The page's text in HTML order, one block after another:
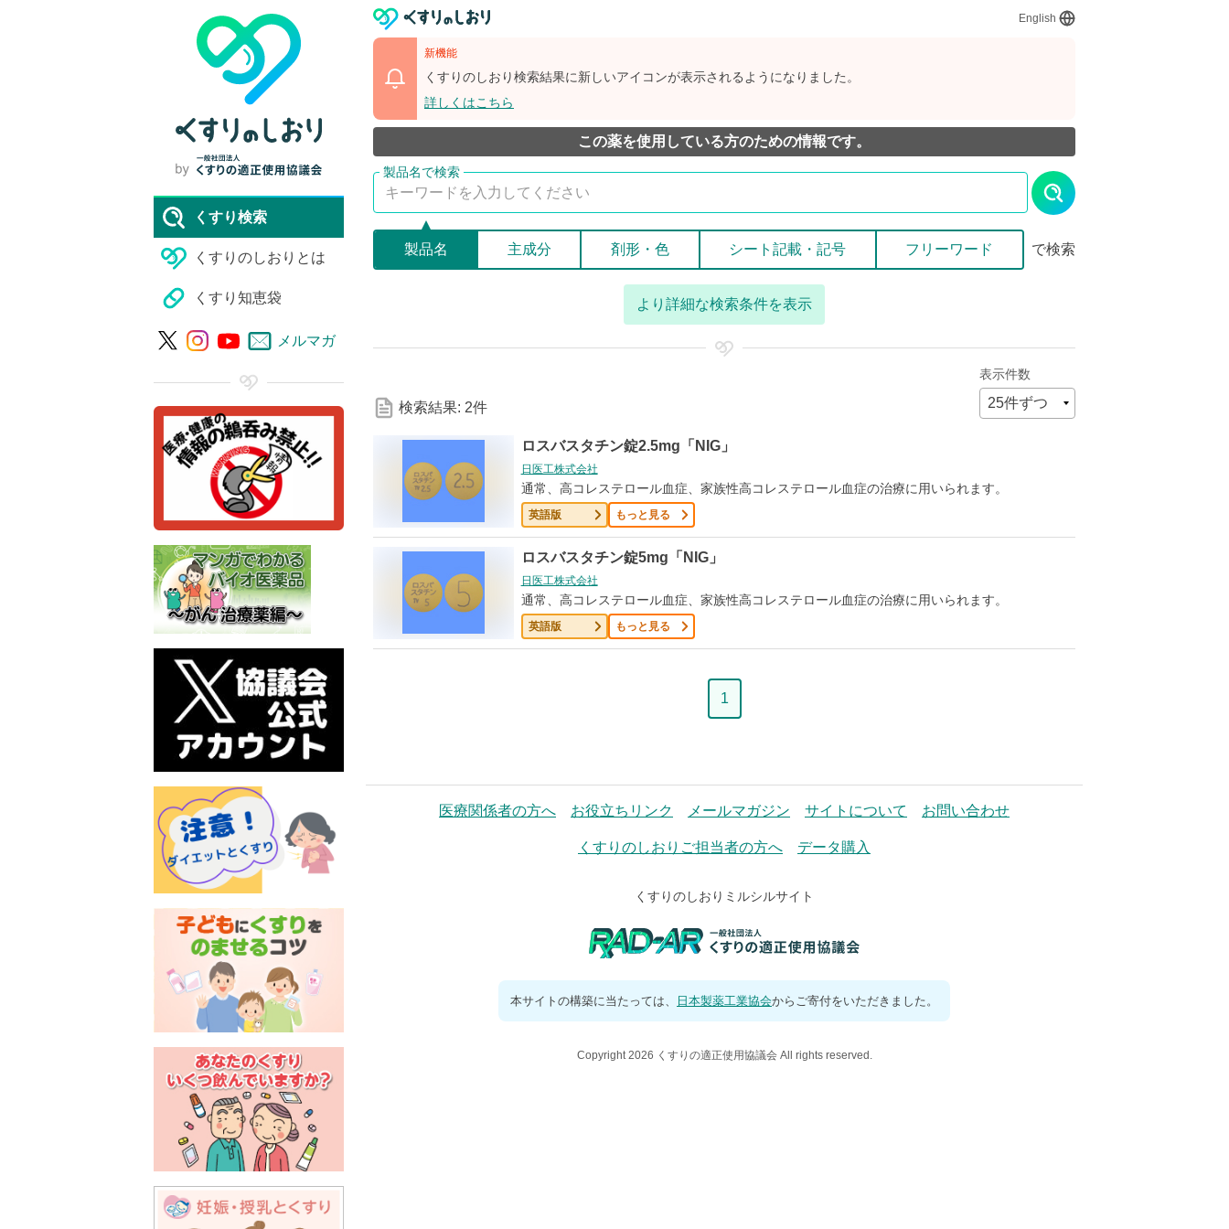
English
新機能
くすりのしおり検索結果に新しいアイコンが表示されるようになりました。
詳しくはこちら
この薬を使用している方のための情報です。
くすり検索
くすりのしおりとは
くすり知恵袋
メルマガ
製品名 主成分 剤形・色 シート記載・記号 フリーワード で検索
な
条
より詳細な検索条件を表示
検索結果: 2件
表示件数
ロスバスタチン錠2.5mg「NIG」
日医工株式会社
通常、高コレステロール血症、家族性高コレステロール血症の治療に用いられます。
英語版 もっと見る
ロスバスタチン錠5mg「NIG」
日医工株式会社
通常、高コレステロール血症、家族性高コレステロール血症の治療に用いられます。
英語版 もっと見る
ペ
1
医療関係者の方へ お役立ちリンク メールマガジン サイトについて お問い合わせ
くすりのしおりご担当者の方へ データ購入
くすりのしおりミルシルサイト
本サイトの構築に当たっては、 日本製薬工業協会からご寄付をいただきました。
Copyright 2026 くすりの適正使用協議会 All rights reserved.